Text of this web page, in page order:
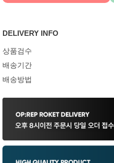
DELIVERY INFO
상품검수
배송기간
배송방법